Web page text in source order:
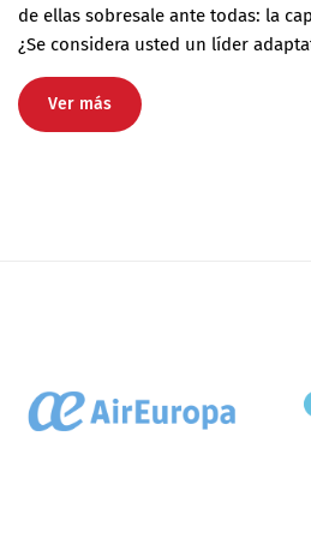
de ellas sobresale ante todas: la
¿Se considera usted un líder
Ver más